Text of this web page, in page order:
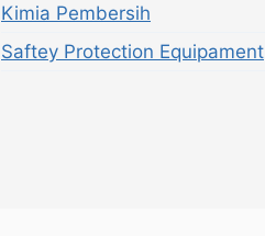
Kimia Pembersih
Saftey Protection Equipament